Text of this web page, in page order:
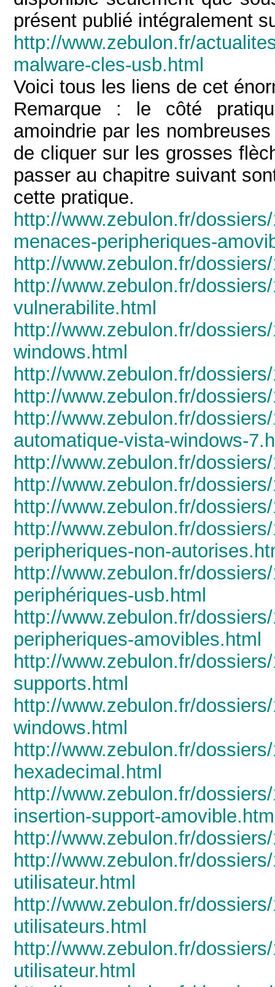
présent publié intégralement
http://www.zebulon.fr/
malware-cles-usb.html
Voici tous les liens de cet
Remarque : le côté
amoindrie par les
de cliquer sur les grosses
passer au chapitre suivant
cette pratique.
http://www.zebulon.fr/
menaces-peripheriques-
http://www.zebulon.fr/
http://www.zebulon.fr/
vulnerabilite.html
http://www.zebulon.fr/
windows.html
http://www.zebulon.fr/
http://www.zebulon.fr/
http://www.zebulon.fr/
automatique-vista-windows-
http://www.zebulon.fr/
http://www.zebulon.fr/
http://www.zebulon.fr/
http://www.zebulon.fr/
peripheriques-non-
http://www.zebulon.fr/
periphériques-usb.html
http://www.zebulon.fr/
peripheriques-amovibles.html
http://www.zebulon.fr/
supports.html
http://www.zebulon.fr/
windows.html
http://www.zebulon.fr/
hexadecimal.html
http://www.zebulon.fr/
insertion-support-
http://www.zebulon.fr/
http://www.zebulon.fr/
utilisateur.html
http://www.zebulon.fr/
utilisateurs.html
http://www.zebulon.fr/
utilisateur.html